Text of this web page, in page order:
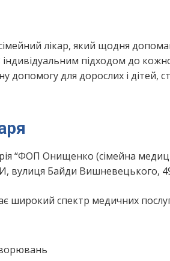
лікар, який щодня
підходом до
допомогу для дорослих і
“ФОП Онищенко (сімейна
вулиця Байди Вишневецького,
широкий спектр медичних послуг